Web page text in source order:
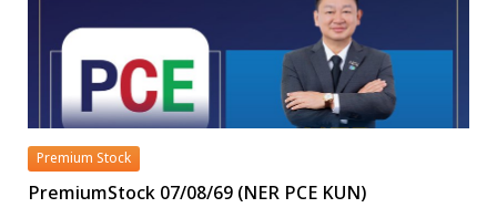
Premium Stock
PremiumStock 07/08/69 (NER PCE KUN)